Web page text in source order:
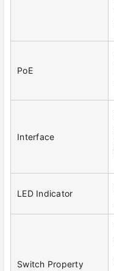
PoE
Interface
LED Indicator
Switch Property